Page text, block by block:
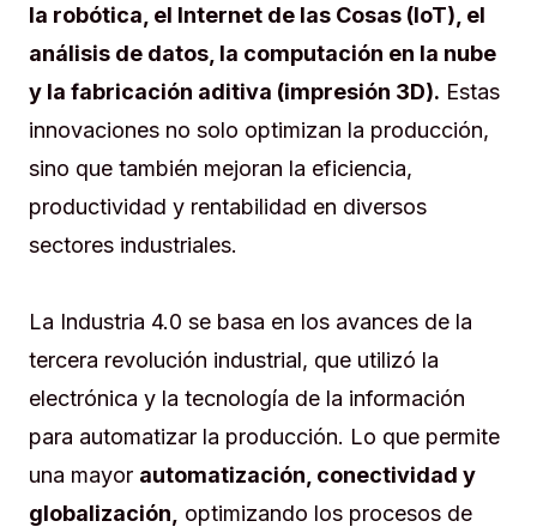
la robótica, el Internet de las Cosas (IoT), el
análisis de datos, la computación en la nube
y la fabricación aditiva (impresión 3D). Estas
innovaciones no solo optimizan la producción,
sino que también mejoran la eficiencia,
productividad y rentabilidad en diversos
sectores industriales.
La Industria 4.0 se basa en los avances de la
tercera revolución industrial, que utilizó la
electrónica y la tecnología de la información
para automatizar la producción. Lo que permite
una mayor automatización, conectividad y
globalización,
optimizando los procesos de